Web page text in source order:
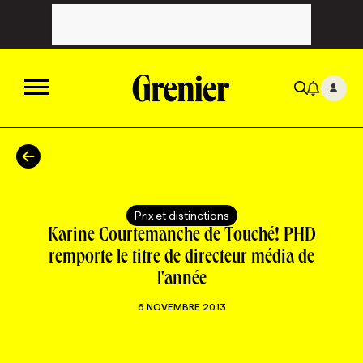
ACTUALITÉS
CATÉGORIES
TOUTES LES CATÉGORIES
CAMPAGNES ET CRÉATIVITÉ
CHRONIQUES
TOUTES LES CHRONIQUES
FORFAITS ABONNEMENT
VOIR TOUTES LES PARUTIONS
INFOLETTRES
INFOLETTRE EN BREF
Prix et distinctions
Karine Courtemanche de Touché! PHD
remporte le titre de directeur média de
l'année
6 NOVEMBRE 2013